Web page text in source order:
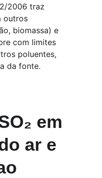
2006 traz
outros
biomassa) e
com limites
poluentes,
da fonte.
em
ar e